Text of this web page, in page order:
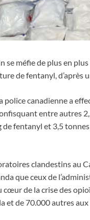
se méfie de plus en
de fentanyl, d’après
police canadienne a
entre autres
fentanyl et 3,5
clandestins au
que ceux de
de la crise des
et de 70.000 autres